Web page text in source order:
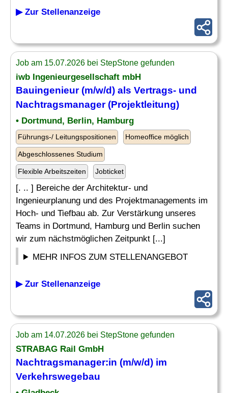
▶ Zur Stellenanzeige
Job am 15.07.2026 bei StepStone gefunden
iwb Ingenieurgesellschaft mbH
Bauingenieur (m/w/d) als Vertrags- und
Nachtragsmanager(Projektleitung)
• Dortmund, Berlin, Hamburg
Führungs-/ Leitungspositionen Homeoffice möglich
Abgeschlossenes Studium
Flexible Arbeitszeiten Jobticket
[. .. ] Bereiche der Architektur- und
Ingenieurplanung und des Projektmanagements im
Hoch- und Tiefbau ab. Zur Verstärkung unseres
Teams in Dortmund, Hamburg und Berlin suchen
wir zum nächstmöglichen Zeitpunkt [...]
MEHR INFOS ZUM STELLENANGEBOT
▶ Zur Stellenanzeige
Job am 14.07.2026 bei StepStone gefunden
STRABAG Rail GmbH
Nachtragsmanager:in (m/w/d) im
Verkehrswegebau